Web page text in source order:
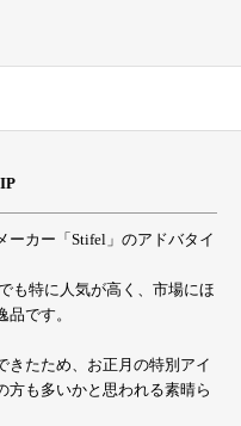
ーカー「Stifel」のアドバタイ
も特に人気が高く、市場にほ
です。
きたため、お正月の特別アイ
方も多いかと思われる素晴ら